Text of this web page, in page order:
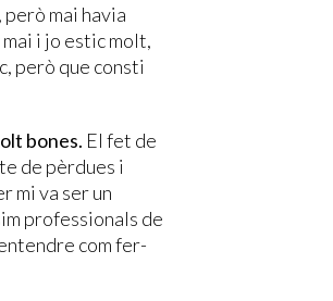
mai havia
i jo estic molt,
però que consti
bones. El fet de
de pèrdues i
mi va ser un
professionals de
com fer-